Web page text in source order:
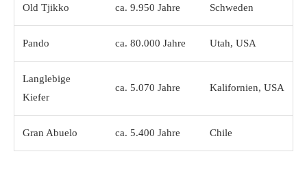
Old Tjikko ca. 9.950 Jahre Schweden
Pando ca. 80.000 Jahre Utah, USA
Langlebige
Kiefer
ca. 5.070 Jahre Kalifornien, USA
Gran Abuelo ca. 5.400 Jahre Chile